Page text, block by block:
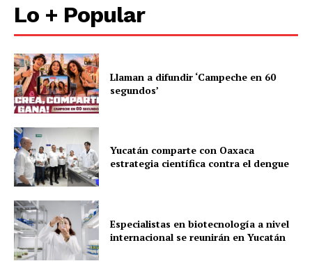
Luces
Lo + Popular
Llaman a difundir ‘Campeche en 60
segundos’
Yucatán comparte con Oaxaca
estrategia científica contra el dengue
Especialistas en biotecnología a nivel
internacional se reunirán en Yucatán